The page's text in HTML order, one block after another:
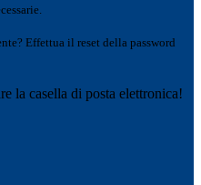
Effettua il reset della password
la casella di posta elettronica!